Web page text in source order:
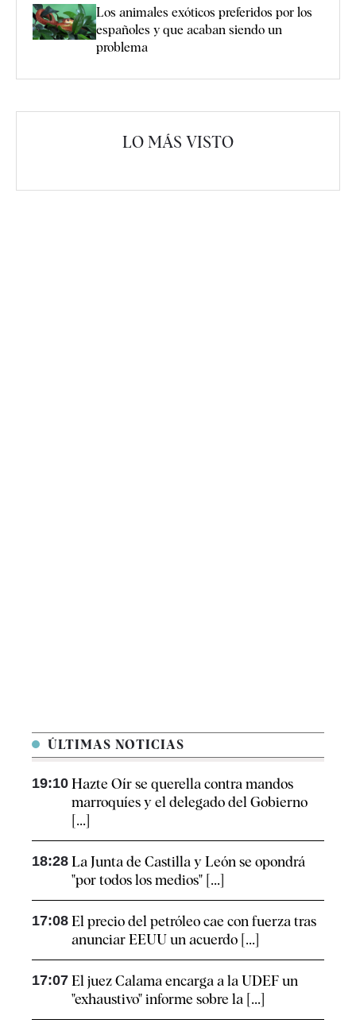
Los animales exóticos preferidos por los
españoles y que acaban siendo un
problema
LO MÁS VISTO
ÚLTIMAS NOTICIAS
19:10 Hazte Oír se querella contra mandos
marroquíes y el delegado del Gobierno
[...]
18:28 La Junta de Castilla y León se opondrá
"por todos los medios" [...]
17:08 El precio del petróleo cae con fuerza tras
anunciar EEUU un acuerdo [...]
17:07 El juez Calama encarga a la UDEF un
"exhaustivo" informe sobre la [...]